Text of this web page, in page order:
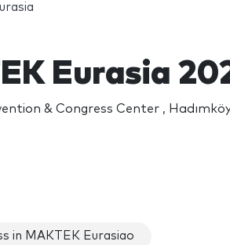
Eurasia
& Congress Center ,
in MAKTEK Eurasiao